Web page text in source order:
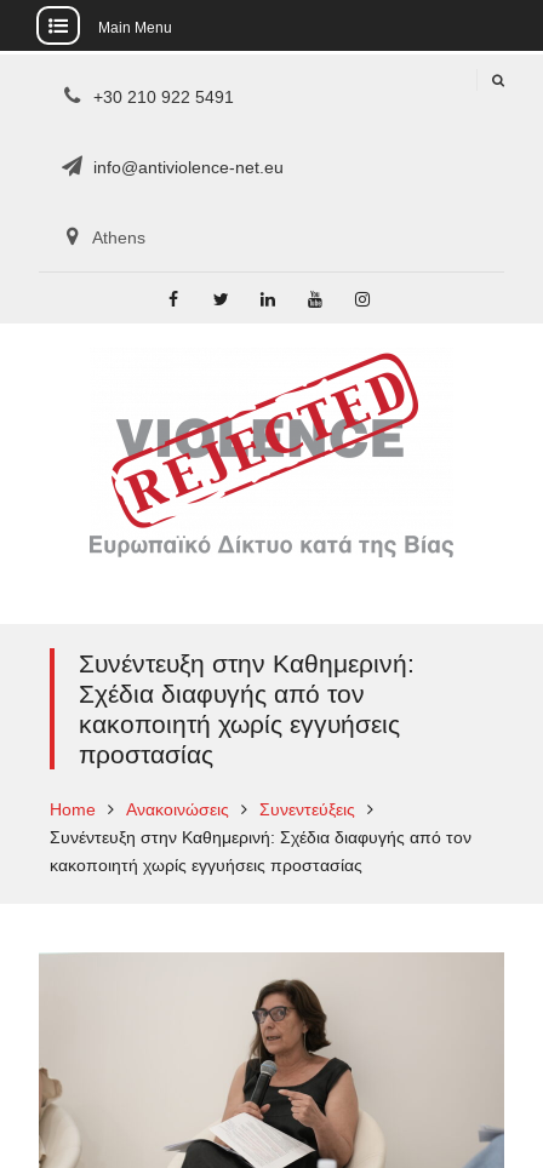
Main Menu
+30 210 922 5491
info@antiviolence-net.eu
Athens
Συνέντευξη στην Καθημερινή:
Σχέδια διαφυγής από τον
κακοποιητή χωρίς εγγυήσεις
προστασίας
Home Ανακοινώσεις
Συνεντεύξεις
Συνέντευξη στην Καθημερινή: Σχέδια διαφυγής από τον
κακοποιητή χωρίς εγγυήσεις προστασίας